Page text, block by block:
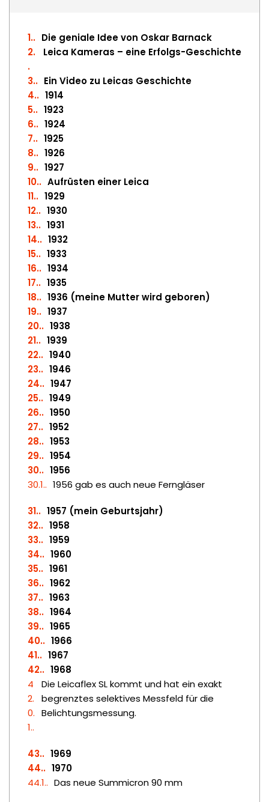
1.
Die geniale Idee von Oskar Barnack
2.
Leica Kameras – eine Erfolgs-Geschichte
3.
Ein Video zu Leicas Geschichte
4.
1914
5.
1923
6.
1924
7.
1925
8.
1926
9.
1927
10.
Aufrüsten einer Leica
11.
1929
12.
1930
13.
1931
14.
1932
15.
1933
16.
1934
17.
1935
18.
1936 (meine Mutter wird geboren)
19.
1937
20.
1938
21.
1939
22.
1940
23.
1946
24.
1947
25.
1949
26.
1950
27.
1952
28.
1953
29.
1954
30.
1956
30.1.
1956 gab es auch neue Ferngläser
31.
1957 (mein Geburtsjahr)
32.
1958
33.
1959
34.
1960
35.
1961
36.
1962
37.
1963
38.
1964
39.
1965
40.
1966
41.
1967
42.
1968
4
2.
0.
1.
Die Leicaflex SL kommt und hat ein exakt
begrenztes selektives Messfeld für die
Belichtungsmessung.
43.
1969
44.
1970
44.1.
Das neue Summicron 90 mm